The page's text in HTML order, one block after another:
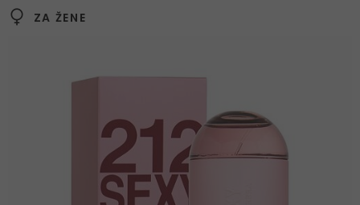
ZA ŽENE